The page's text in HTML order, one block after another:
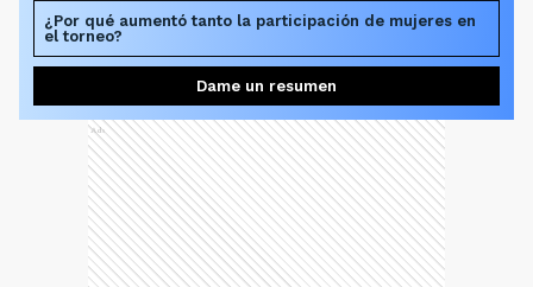
¿Por qué aumentó tanto la participación de mujeres en
el torneo?
Dame un resumen
Ads